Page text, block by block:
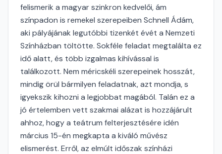
felismerik a magyar szinkron kedvelői, ám
színpadon is remekel szerepeiben Schnell Ádám,
aki pályájának legutóbbi tizenkét évét a Nemzeti
Színházban töltötte. Sokféle feladat megtalálta ez
idő alatt, és több izgalmas kihívással is
találkozott. Nem méricskéli szerepeinek hosszát,
mindig örül bármilyen feladatnak, azt mondja, s
igyekszik kihozni a legjobbat magából. Talán ez a
jó értelemben vett szakmai alázat is hozzájárult
ahhoz, hogy a teátrum felterjesztésére idén
március 15-én megkapta a kiváló művész
elismerést. Erről, az elmúlt időszak színházi